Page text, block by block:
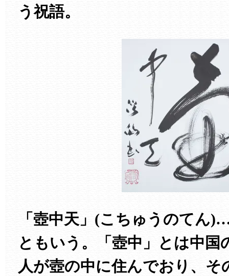
う祝語。
「壺中天」(こちゅうのて
ともいう。「壺中」とは中国
人が壺の中に住んでおり、そ